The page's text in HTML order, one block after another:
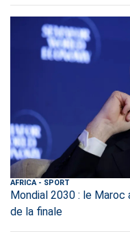
AFRICA- SPORT
Mondial 2030 : le Maroc
de la finale